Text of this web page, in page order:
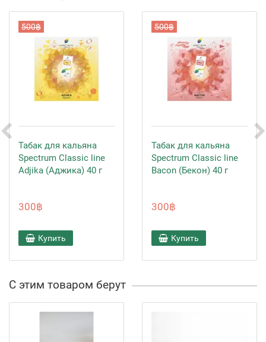
500฿
Табак для кальяна
Spectrum Classic line
Adjika (Аджика) 40 г
300฿
Купить
500฿
Табак для кальяна
Spectrum Classic line
Bacon (Бекон) 40 г
300฿
Купить
С этим товаром берут